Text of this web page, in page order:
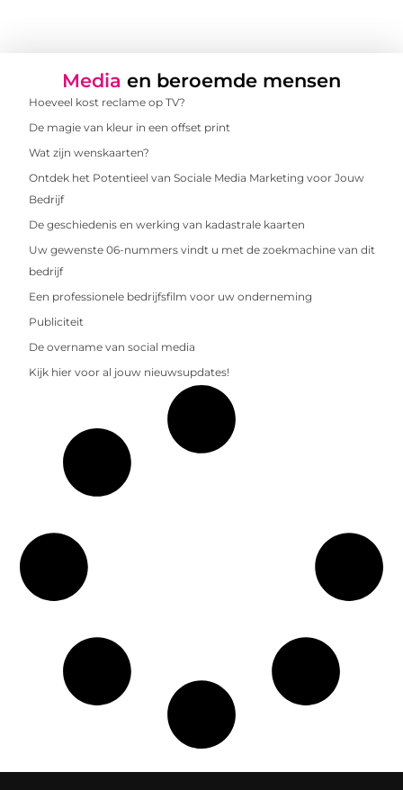
Media en beroemde mensen
Hoeveel kost reclame op TV?
De magie van kleur in een offset print
Wat zijn wenskaarten?
Ontdek het Potentieel van Sociale Media Marketing voor Jouw
Bedrijf
De geschiedenis en werking van kadastrale kaarten
Uw gewenste 06-nummers vindt u met de zoekmachine van dit
bedrijf
Een professionele bedrijfsfilm voor uw onderneming
Publiciteit
De overname van social media
Kijk hier voor al jouw nieuwsupdates!